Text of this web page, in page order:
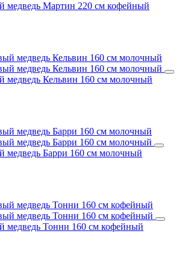
Мартин 220 см кофейный
Кельвин 160 см молочный
Барри 160 см молочный
Тонни 160 см кофейный